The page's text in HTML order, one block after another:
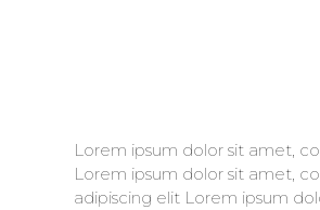
Lorem ipsum dolor sit amet,
Lorem ipsum dolor sit amet,
adipiscing elit Lorem ipsum
tolos. Lorem ipsum dolor
adiping elit Lorem ipsum